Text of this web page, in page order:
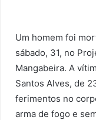
Um homem foi
sábado, 31, no
Mangabeira. A
Santos Alves, de
ferimentos no
arma de fogo e